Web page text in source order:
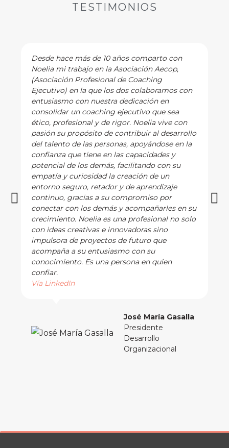
TESTIMONIOS
Desde hace más de 10 años comparto con
Noelia mi trabajo en la Asociación Aecop,
(Asociación Profesional de Coaching
Ejecutivo) en la que los dos colaboramos con
entusiasmo con nuestra dedicación en
consolidar un coaching ejecutivo que sea
ético, profesional y de rigor. Noelia vive con
pasión su propósito de contribuir al desarrollo
del talento de las personas, apoyándose en la
confianza que tiene en las capacidades y
potencial de los demás, facilitando con su
empatía y curiosidad la creación de un
entorno seguro, retador y de aprendizaje
continuo, gracias a su compromiso por
conectar con los demás y acompañarles en su
crecimiento. Noelia es una profesional no solo
con ideas creativas e innovadoras sino
impulsora de proyectos de futuro que
acompaña a su entusiasmo con su
conocimiento. Es una persona en quien
confiar.
Vía LinkedIn
José María Gasalla
Presidente
Desarrollo
Organizacional